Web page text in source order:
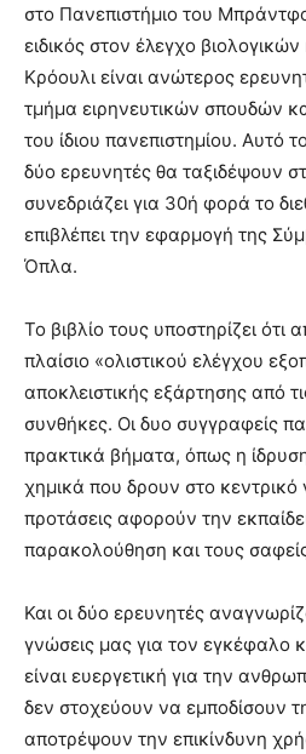
στο Πανεπιστήμιο του
ειδικός στον έλεγχο
Κρόουλι είναι ανώτερος
τμήμα ειρηνευτικών σπουδών
του ίδιου πανεπιστημίου. Αυτό
δύο ερευνητές θα ταξιδέψουν
συνεδριάζει για 30ή φορά το
επιβλέπει την εφαρμογή της
Όπλα.
Το βιβλίο τους υποστηρίζει ότι
πλαίσιο «ολιστικού ελέγχου
αποκλειστικής εξάρτησης από
συνθήκες. Οι δυο συγγραφείς
πρακτικά βήματα, όπως η
χημικά που δρουν στο
προτάσεις αφορούν την
παρακολούθηση και τους
Και οι δύο ερευνητές
γνώσεις μας για τον εγκέφαλο
είναι ευεργετική για την
δεν στοχεύουν να εμποδίσουν
αποτρέψουν την επικίνδυνη